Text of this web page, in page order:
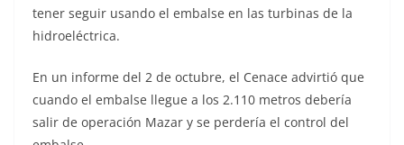
tener seguir usando el embalse en las turbinas de la
hidroeléctrica.
En un informe del 2 de octubre, el Cenace advirtió que
cuando el embalse llegue a los 2.110 metros debería
salir de operación Mazar y se perdería el control del